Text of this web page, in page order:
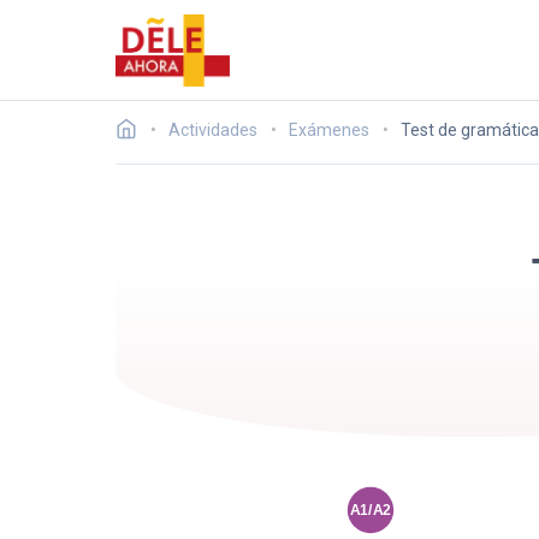
Actividades Exámenes Test de
A1/A2